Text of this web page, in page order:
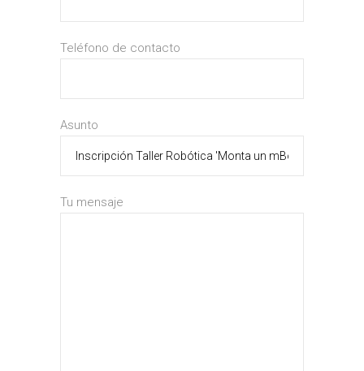
Teléfono de contacto
Asunto
Tu mensaje